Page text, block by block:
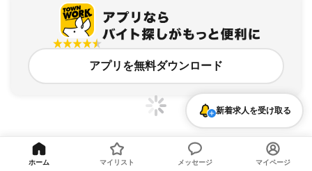
アプリを無料ダウンロード
島根県、松江市、扶養内勤務OKのアルバイト・バイト求人情報
新着求人を受け取る
ホーム マイリスト メッセージ マイページ